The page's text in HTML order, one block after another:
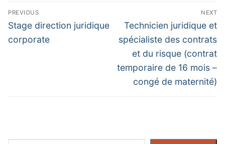
Navigation
de
l’article
PREVIOUS
Previous
post:
Stage direction juridique
corporate
NEXT
Next
post:
Technicien juridique et
spécialiste des contrats
et du risque (contrat
temporaire de 16 mois –
congé de maternité)